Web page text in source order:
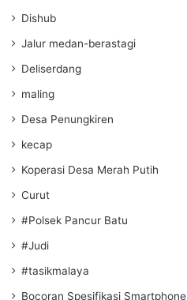
Dishub
Jalur medan-berastagi
Deliserdang
maling
Desa Penungkiren
kecap
Koperasi Desa Merah Putih
Curut
#Polsek Pancur Batu
#Judi
#tasikmalaya
Bocoran Spesifikasi Smartphone